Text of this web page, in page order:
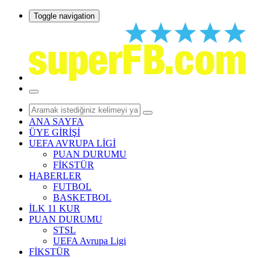
Toggle navigation
ANA SAYFA
ÜYE GİRİŞİ
UEFA AVRUPA LİGİ
PUAN DURUMU
FİKSTÜR
HABERLER
FUTBOL
BASKETBOL
İLK 11 KUR
PUAN DURUMU
STSL
UEFA Avrupa Ligi
FİKSTÜR